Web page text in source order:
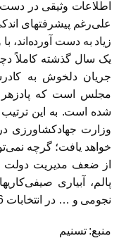
اطلاعات وثیقی در
علی‌رغم پیشرفتهای
زیاد به دست آورده‌اند،
یک سال گذشته کاملاً
جریان دلخوش به
مجلس است که پادزهر
شده است. به این ترتیب
وزارت جهادکشاورزی در
خواهد یافت؛ گرچه
از ضعف مدیریت دولت
پالم، آبیاری
نجومی و … در انتخابات 96 مؤثر خواهد بود.
منبع: تسنیم